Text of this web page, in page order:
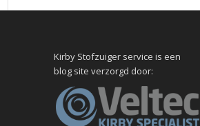
Kirby Stofzuiger service is een
blog site verzorgd door: